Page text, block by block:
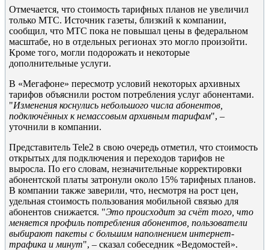
Отмечается, что стоимость тарифных планов не увеличил
только МТС. Источник газеты, близкий к компании,
сообщил, что МТС пока не повышал цены в федеральном
масштабе, но в отдельных регионах это могло произойти.
Кроме того, могли подорожать и некоторые
дополнительные услуги.
В «Мегафоне» пересмотр условий некоторых архивных
тарифов объяснили ростом потребления услуг абонентами.
"Изменения коснулись небольшого числа абонентов,
подключённых к немассовым архивным тарифам", –
уточнили в компании.
Представитель Tele2 в свою очередь отметил, что стоимость
открытых для подключения и переходов тарифов не
выросла. По его словам, незначительные корректировки
абонентской платы затронули около 15% тарифных планов.
В компании также заверили, что, несмотря на рост цен,
удельная стоимость пользования мобильной связью для
абонентов снижается. "Это происходит за счёт того, что
меняется профиль потребления абонентов, пользователи
выбирают пакеты с большим наполнением интернет-
трафика и минут", – сказал собеседник «Ведомостей».